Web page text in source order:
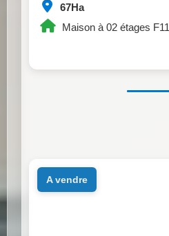
67Ha
Maison à 02 étages
a vendre